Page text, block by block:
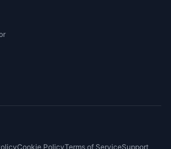
Cookie PolicyTerms of ServiceSupport